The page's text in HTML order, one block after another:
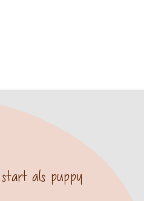
als puppy